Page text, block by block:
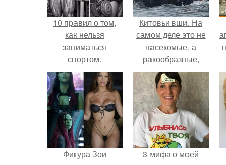
10 правил о том,
как нельзя
заниматься
спортом.
Китовьи вши. На
самом деле это не
насекомые, а
ракообразные,
относящиеся к
бокоплавам.
Фигура Зои
3 мифа о моей